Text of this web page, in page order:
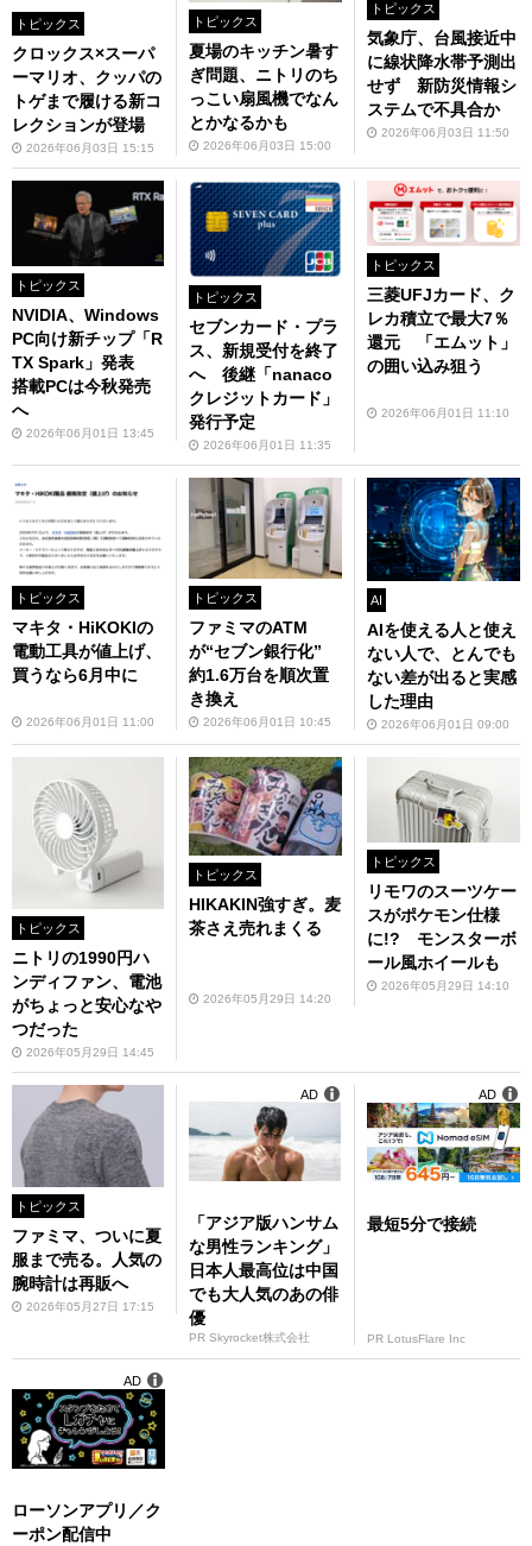
トピックス
クロックス×スーパ
ーマリオ、クッパの
トゲまで履ける新コ
レクションが登場
2026年06月03日 15:15
トピックス
夏場のキッチン暑す
ぎ問題、ニトリのち
っこい扇風機でなん
とかなるかも
2026年06月03日 15:00
トピックス
気象庁、台風接近中
に線状降水帯予測出
せず 新防災情報シ
ステムで不具合か
2026年06月03日 11:50
トピックス
NVIDIA、Windows
PC向け新チップ「R
TX Spark」発表
搭載PCは今秋発売
へ
2026年06月01日 13:45
トピックス
セブンカード・プラ
ス、新規受付を終了
へ 後継「nanaco
クレジットカード」
発行予定
2026年06月01日 11:35
トピックス
三菱UFJカード、ク
レカ積立で最大7％
還元 「エムット」
の囲い込み狙う
2026年06月01日 11:10
トピックス
マキタ・HiKOKIの
電動工具が値上げ、
買うなら6月中に
2026年06月01日 11:00
トピックス
ファミマのATM
が“セブン銀行化”
約1.6万台を順次置
き換え
2026年06月01日 10:45
AI
AIを使える人と使え
ない人で、とんでも
ない差が出ると実感
した理由
2026年06月01日 09:00
トピックス
ニトリの1990円ハ
ンディファン、電池
がちょっと安心なや
つだった
2026年05月29日 14:45
トピックス
HIKAKIN強すぎ。麦
茶さえ売れまくる
2026年05月29日 14:20
トピックス
リモワのスーツケー
スがポケモン仕様
に!? モンスターボ
ール風ホイールも
2026年05月29日 14:10
トピックス
ファミマ、ついに夏
服まで売る。人気の
腕時計は再販へ
2026年05月27日 17:15
「アジア版ハンサム
な男性ランキング」
日本人最高位は中国
でも大人気のあの俳
優
PR Skyrocket株式会社
AD
最短5分で接続
PR LotusFlare Inc
AD
ローソンアプリ／ク
ーポン配信中
AD